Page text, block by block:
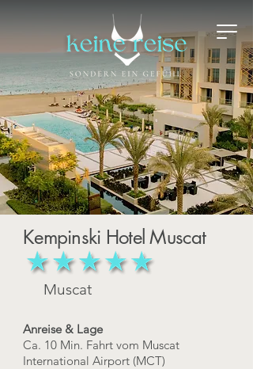
Kempinski Hotel Muscat
Muscat
Anreise & Lage
Ca. 10 Min. Fahrt vom Muscat
International Airport (MCT)